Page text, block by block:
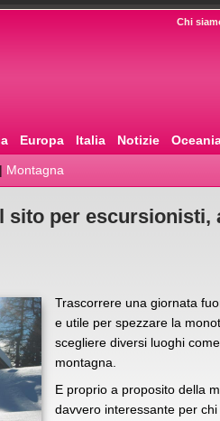
Chi
Europa Italia Notizie
| Montagna
sito per escursionisti,
Trascorrere una giornata
e utile per spezzare la
scegliere diversi luoghi
montagna.
E proprio a proposito della
davvero interessante per